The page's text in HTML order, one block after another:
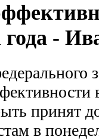
-
принят
в